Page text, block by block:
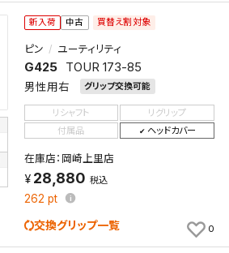
新入荷 中古 買替え割対象
ピン ユーティリティ
G425 TOUR 173-85
男性用右 グリップ交換可能
リシャフト
リグリップ
付属品
ヘッドカバー
在庫店：岡崎上里店
28,880 税込
262 pt
交換グリップ一覧 0